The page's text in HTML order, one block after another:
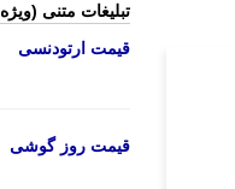
تبلیغات متنی
قیمت ارتودنسی
قیمت روز گوشی